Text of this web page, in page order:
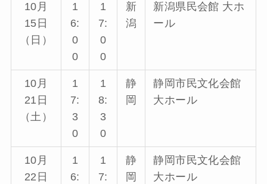
10月
15日
（日）
1
6:
0
0
1
7:
0
0
新
潟
新潟県民会館 大ホ
ール
10月
21日
（土）
1
7:
3
0
1
8:
3
0
静
岡
静岡市民文化会館
大ホール
10月
22日
1
6:
1
7:
静
岡
静岡市民文化会館
大ホール